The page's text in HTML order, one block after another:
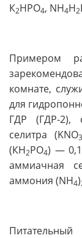
К2НРО4, NH4H2
Примером
комнате,
для
ГДР (ГДР-2),
селитра (KNO
(КН2РO4) —
аммиачная
аммония (NH4)